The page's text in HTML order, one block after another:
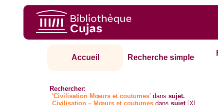
Accueil Recherche simple
Rechercher:
'Civilisation Mœurs et coutumes' danssujet.
Civilisation – Mœurs et coutumes danssujet [X]